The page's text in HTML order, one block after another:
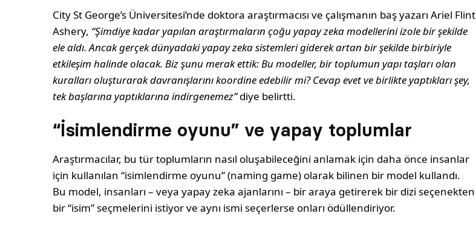
City St George’s Üniversitesi’nde doktora araştırmacısı ve çalışmanın baş yazarı Ariel Flint
Ashery, “Şimdiye kadar yapılan araştırmaların çoğu yapay zeka modellerini izole bir şekilde
ele aldı. Ancak gerçek dünyadaki yapay zeka sistemleri giderek artan bir şekilde birbiriyle
etkileşim halinde olacak. Biz şunu merak ettik: Bu modeller, bir toplumun yapı taşları olan
kuralları oluşturarak davranışlarını koordine edebilir mi? Cevap evet ve birlikte yaptıkları şey,
tek başlarına yaptıklarına indirgenemez”diye belirtti.
“İsimlendirme oyunu” ve yapay toplumlar
Araştırmacılar, bu tür toplumların nasıl oluşabileceğini anlamak için daha önce insanlar
için kullanılan “isimlendirme oyunu” (naming game) olarak bilinen bir model kullandı.
Bu model, insanları – veya yapay zeka ajanlarını – bir araya getirerek bir dizi seçenekten
bir “isim” seçmelerini istiyor ve aynı ismi seçerlerse onları ödüllendiriyor.